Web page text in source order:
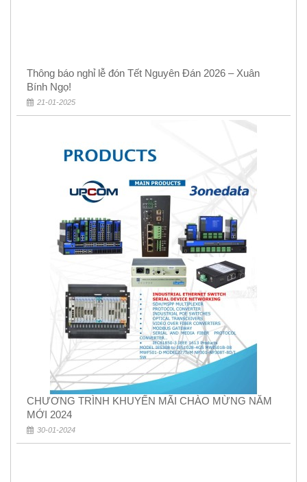
Thông báo nghỉ lễ đón Tết Nguyên Đán 2026 – Xuân
Bính Ngọ!
21-01-2025
CHƯƠNG TRÌNH KHUYẾN MÃI CHÀO MỪNG NĂM
MỚI 2024
30-01-2024